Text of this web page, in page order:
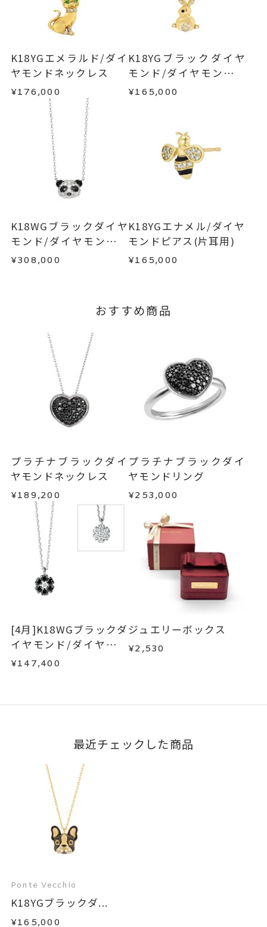
※顔部分 ブラックプレーティン
カテゴリー
ネックレス 、
ダイヤモンド、
K18YG
アニマル
-
ご注文いただいてから在庫状況を確認いたしま
・在庫のご用意ができる場合： 約1週間～1ヶ月以
内を目安に発送いたします。
・受注生産となる場合： 商品ページに記載のある
目安日数を頂戴し、一から製作いたします。
※お急ぎの方はご注文前にお問い合わせくださ
い。事前に現在の納期状況を確認いたします。
お届け予定日はご注文から2営業日以内にメールに
てご案内いたします。
返品・交換以下の場合、商品の返品・交換・返金
は承りかねます。
・一度ご使用になった商品
・受注生産の商品
・お客さまのお手元で傷や汚れが発生した商品
・到着後ご連絡無く7日以上経過した商品
・刻印をお入れした商品
・販売期間が限定されている商品
・過度な交換・返品を繰り返している場合
商品の品質には万全を期しておりますが、万が一
不良品の場合、またはご注文のお品と異なる場合
は、早急に商品を交換させていただきます。
はお問い合わせフォームよりご連絡ください。
この場合の返送料は弊社にて負担いたしますの
で、着払いにてご返送ください。
詳細はこちら
K18YGエメラルド/ダイ
ヤモンドネックレス
¥176,000
K18YGブラックダイヤ
モンド/ダイヤモンドネ
ックレス
¥165,000
K18WGブラックダイヤ
モンド/ダイヤモンドネ
ックレス
¥308,000
K18YGエナメル/ダイヤ
モンドピアス(片耳用)
¥165,000
おすすめ商品
プラチナブラックダイ
ヤモンドネックレス
¥189,200
プラチナブラックダイ
ヤモンドリング
¥253,000
[4月]K18WGブラックダ
イヤモンド/ダイヤモン
ドリバーシブルネック
¥147,400
ジュエリーボックス
¥2,530
最近チェックした商品
Ponte Vecchio
K18YGブラックダ...
¥165,000